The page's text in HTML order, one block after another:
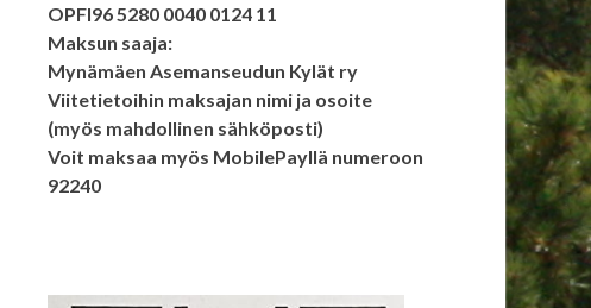
OPFI96 5280 0040 0124 11
Maksun saaja:
Mynämäen Asemanseudun Kylät ry
Viitetietoihin maksajan nimi ja osoite
(myös mahdollinen sähköposti)
Voit maksaa myös MobilePayllä numeroon
92240